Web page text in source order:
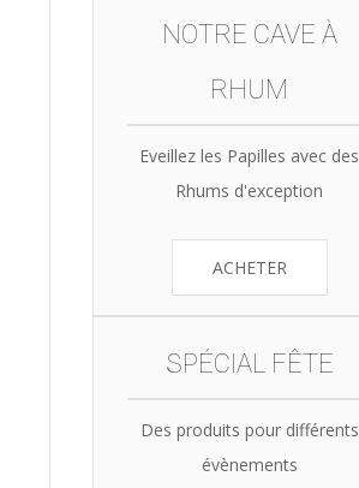
NOTRE CAVE À
RHUM
Eveillez les Papilles avec des
Rhums d'exception
ACHETER
SPÉCIAL FÊTE
Des produits pour différents
évènements